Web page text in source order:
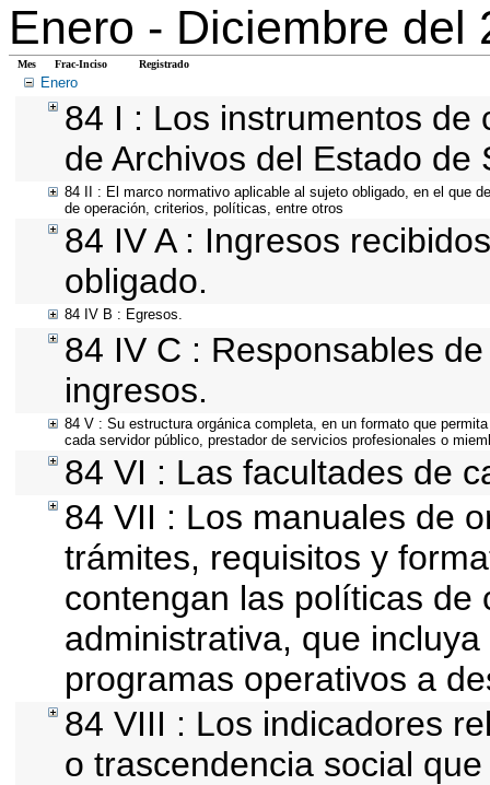
Enero - Diciembre del
Mes Frac-Inciso Registrado
Enero
84 I : Los instrumentos de
de Archivos del Estado de
84 II : El marco normativo aplicable al sujeto obligado, en el que
de operación, criterios, políticas, entre otros
84 IV A : Ingresos
obligado.
84 IV B : Egresos.
84 IV C : Responsables
ingresos.
84 V : Su estructura orgánica completa, en un formato que
cada servidor público, prestador de servicios profesionales o
84 VI : Las facultades de
84 VII : Los manuales de
trámites, requisitos y
contengan las políticas de
administrativa, que
programas operativos a
84 VIII : Los indicadores
o trascendencia social